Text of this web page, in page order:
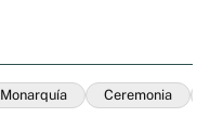
Monarquía Ceremonia